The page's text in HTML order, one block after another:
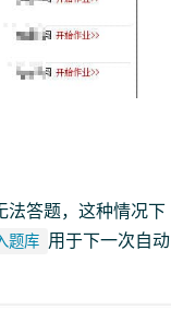
法答题，这种情况下
题库 用于下一次自动